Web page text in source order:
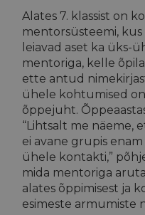
Alates 7. klassist on
mentorsüsteemi,
leiavad aset ka üks-
mentoriga, kelle
ette antud
ühele kohtumised
õppejuht.
“Lihtsalt me näeme,
ei avane grupis
ühele kontakti,”
mida mentoriga
alates õppimisest ja
esimeste armumiste